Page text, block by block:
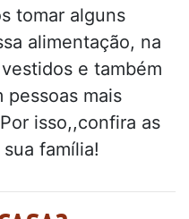
tomar alguns
alimentação, na
e também
mais
isso,,confira as
família!